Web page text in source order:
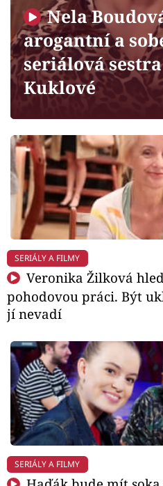
Sledujte prima+
Filmový festival
Mámy sobě
Přihlášení
Sledujte nás
Nela
arogantní a
seriálová
Kuklové
SERIÁLY A FILMY
Veronika Žilková
pohodovou práci. Být
jí nevadí
SERIÁLY A FILMY